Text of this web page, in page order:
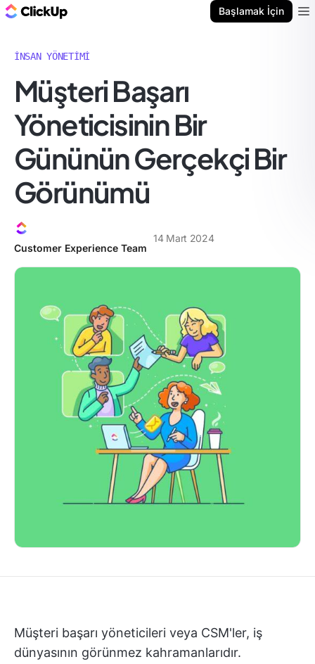
Başlamak İçin
İNSAN YÖNETIMI
Müşteri Başarı
Yöneticisinin Bir
Gününün Gerçekçi Bir
Görünümü
Customer Experience Team
14 Mart 2024
Müşteri başarı yöneticileri veya CSM'ler, iş
dünyasının görünmez kahramanlarıdır.